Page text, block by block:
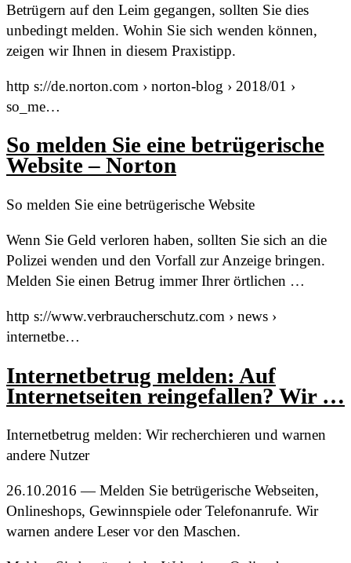
Betrügern auf den Leim gegangen, sollten Sie dies
unbedingt melden. Wohin Sie sich wenden können,
zeigen wir Ihnen in diesem Praxistipp.
http s://de.norton.com › norton-blog › 2018/01 ›
so_me…
So melden Sie eine betrügerische
Website – Norton
So melden Sie eine betrügerische Website
Wenn Sie Geld verloren haben, sollten Sie sich an die
Polizei wenden und den Vorfall zur Anzeige bringen.
Melden Sie einen Betrug immer Ihrer örtlichen …
http s://www.verbraucherschutz.com › news ›
internetbe…
Internetbetrug melden: Auf
Internetseiten reingefallen? Wir …
Internetbetrug melden: Wir recherchieren und warnen
andere Nutzer
26.10.2016 — Melden Sie betrügerische Webseiten,
Onlineshops, Gewinnspiele oder Telefonanrufe. Wir
warnen andere Leser vor den Maschen.